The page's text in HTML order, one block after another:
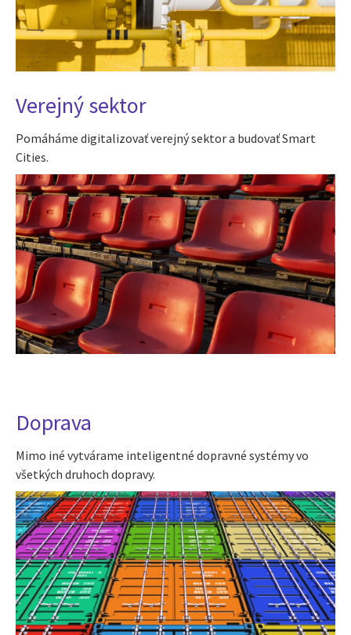
Verejný sektor
Pomáháme digitalizovať verejný sektor a budovať Smart
Cities.
Doprava
Mimo iné vytvárame inteligentné dopravné systémy vo
všetkých druhoch dopravy.